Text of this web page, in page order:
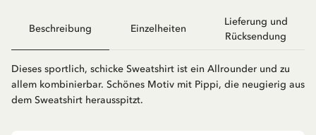
Beschreibung Einzelheiten
Lieferung und
Rücksendung
Dieses sportlich, schicke Sweatshirt ist ein Allrounder und zu
allem kombinierbar. Schönes Motiv mit Pippi, die neugierig aus
dem Sweatshirt herausspitzt.